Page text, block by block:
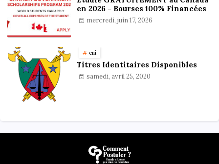
en 2026 - Bourses 100% Financées
mercredi, juin 17, 2026
cni
Titres Identitaires Disponibles
samedi, avril 25, 2020